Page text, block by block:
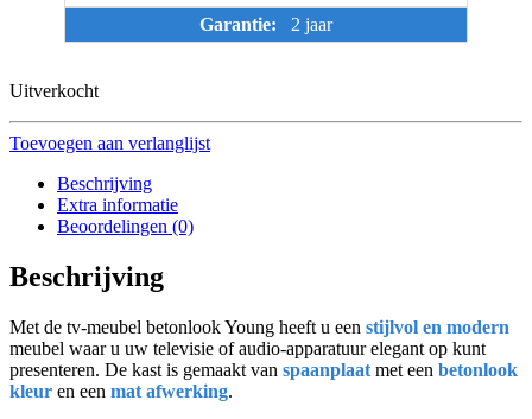
Garantie: 2 jaar
Uitverkocht
Toevoegen aan verlanglijst
Beschrijving
Extra informatie
Beoordelingen (0)
Beschrijving
Met de tv-meubel betonlook Young heeft u een stijlvol en modern
meubel waar u uw televisie of audio-apparatuur elegant op kunt
presenteren. De kast is gemaakt van spaanplaat met een betonlook
kleur en een mat afwerking.